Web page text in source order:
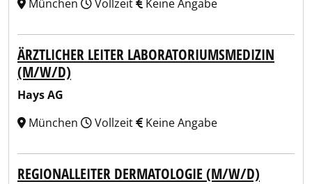
München
Vollzeit Keine Angabe
ÄRZTLICHER LEITER LABORATORIUMSMEDIZIN
(M/W/D)
Hays AG
München
Vollzeit Keine Angabe
REGIONALLEITER DERMATOLOGIE (M/W/D)